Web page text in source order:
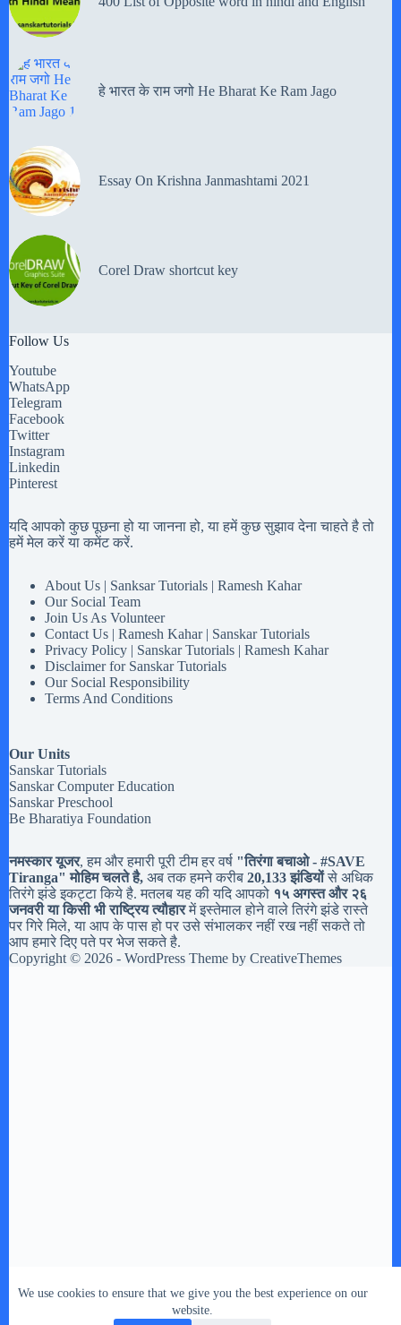
We use cookies to ensure that we give you the best experience on our
website.
हे भारत के राम जगो He Bharat Ke Ram Jago
Essay On Krishna Janmashtami 2021
Corel Draw shortcut key
Follow Us
Youtube
WhatsApp
Telegram
Facebook
Twitter
Instagram
Linkedin
Pinterest
यदि आपको कुछ पूछना हो या जानना हो, या हमें कुछ सुझाव देना चाहते है तो
हमें मेल करें या कमेंट करें.
About Us | Sanksar Tutorials | Ramesh Kahar
Our Social Team
Join Us As Volunteer
Contact Us | Ramesh Kahar | Sanskar Tutorials
Privacy Policy | Sanskar Tutorials | Ramesh Kahar
Disclaimer for Sanskar Tutorials
Our Social Responsibility
Terms And Conditions
Our Units
Sanskar Tutorials
Sanskar Computer Education
Sanskar Preschool
Be Bharatiya Foundation
नमस्कार यूजर, हम और हमारी पूरी टीम हर वर्ष "तिरंगा बचाओ - #SAVE
Tiranga" मोहिम चलते है, अब तक हमने करीब 20,133 झंडियोंसे अधिक
तिरंगे झंडे इकट्टा किये है. मतलब यह की यदि आपको १५ अगस्त और २६
जनवरी या किसी भी राष्ट्रिय त्यौहारमें इस्तेमाल होने वाले तिरंगे झंडे रास्ते
पर गिरे मिले, या आप के पास हो पर उसे संभालकर नहीं रख नहीं सकते तो
आप हमारे दिए पते पर भेज सकते है.
Copyright © 2026 - WordPress Theme by CreativeThemes